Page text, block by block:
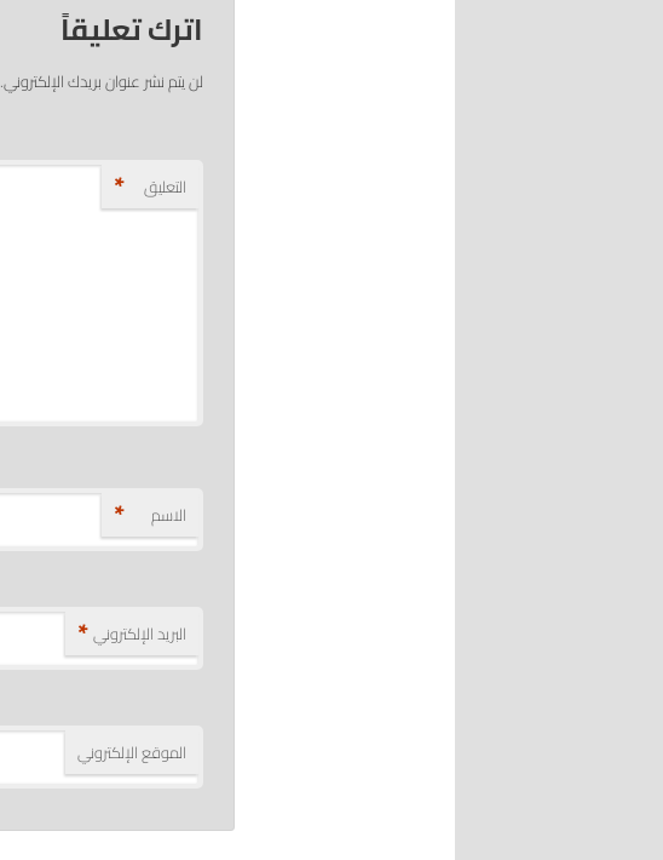
اترك تعليقاً
لن يتم نشر عنوان بريدك الإلكتروني.
التعليق *
الاسم *
البريد الإلكتروني*
الموقع الإلكتروني